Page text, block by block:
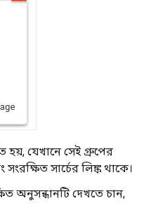
হয়, যেখানে সেই গ্রুপের
সার্চের লিঙ্ক থাকে।
অনুসন্ধানটি দেখতে চান,